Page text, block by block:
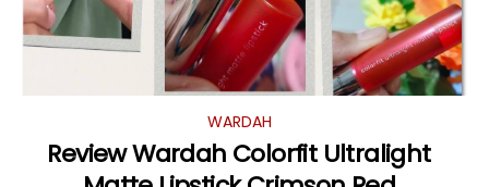
WARDAH
Review Wardah Colorfit Ultralight